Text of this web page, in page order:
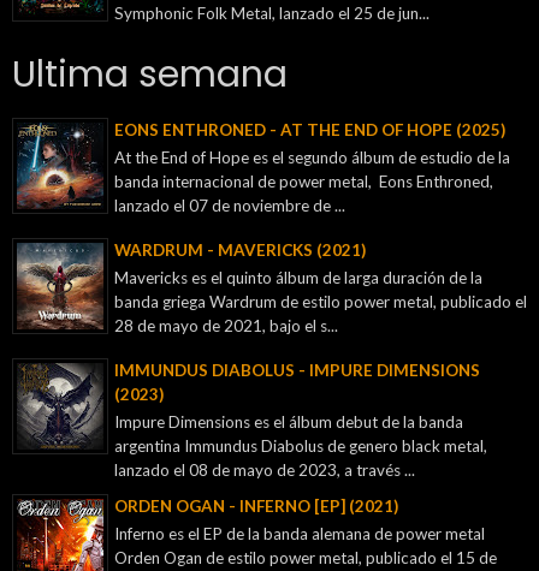
Symphonic Folk Metal, lanzado el 25 de jun...
Ultima semana
EONS ENTHRONED - AT THE END OF HOPE (2025)
At the End of Hope es el segundo álbum de estudio de la
banda internacional de power metal, Eons Enthroned,
lanzado el 07 de noviembre de ...
WARDRUM - MAVERICKS (2021)
Mavericks es el quinto álbum de larga duración de la
banda griega Wardrum de estilo power metal, publicado el
28 de mayo de 2021, bajo el s...
IMMUNDUS DIABOLUS - IMPURE DIMENSIONS
(2023)
Impure Dimensions es el álbum debut de la banda
argentina Immundus Diabolus de genero black metal,
lanzado el 08 de mayo de 2023, a través ...
ORDEN OGAN - INFERNO [EP] (2021)
Inferno es el EP de la banda alemana de power metal
Orden Ogan de estilo power metal, publicado el 15 de